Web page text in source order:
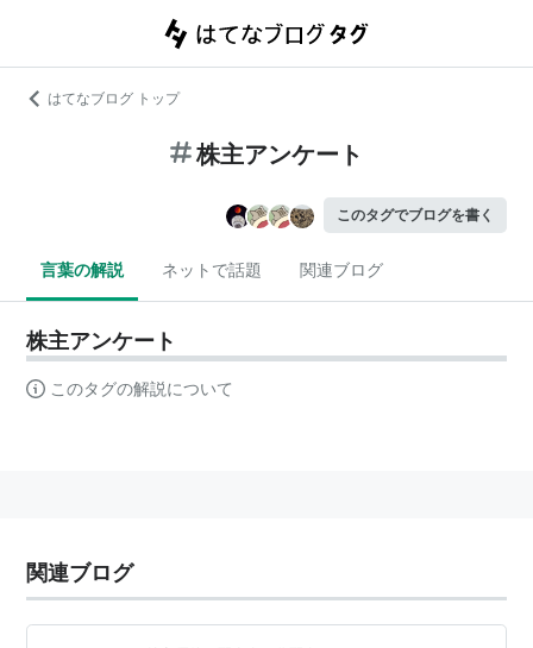
はてなブログ トップ
株主アンケート
このタグでブログを書く
言葉の解説 ネットで話題 関連ブログ
株主アンケート
このタグの解説について
関連ブログ